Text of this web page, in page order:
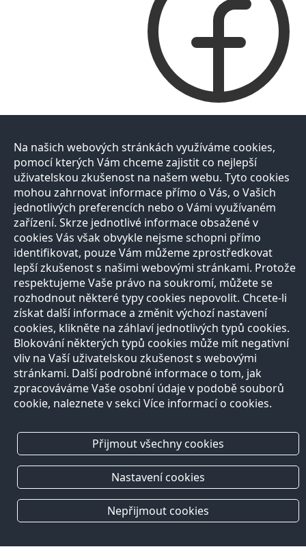
Na našich webových stránkách využíváme cookies,
pomocí kterých Vám chceme zajistit co nejlepší
uživatelskou zkušenost na našem webu. Tyto cookies
mohou zahrnovat informace přímo o Vás, o Vašich
jednotlivých preferencích nebo o Vámi využívaném
zařízení. Skrze jednotlivé informace obsažené v
cookies Vás však obvykle nejsme schopni přímo
identifikovat, pouze Vám můžeme zprostředkovat
lepší zkušenost s našimi webovými stránkami. Protože
respektujeme Vaše právo na soukromí, můžete se
rozhodnout některé typy cookies nepovolit. Chcete-li
získat další informace a změnit výchozí nastavení
cookies, klikněte na záhlaví jednotlivých typů cookies.
Blokování některých typů cookies může mít negativní
vliv na Vaší uživatelskou zkušenost s webovými
stránkami. Další podrobné informace o tom, jak
zpracováváme Vaše osobní údaje v podobě souborů
cookie, naleznete v sekci Více informací o cookies.
Přijmout všechny cookies
Nastavení cookies
Nepřijmout cookies